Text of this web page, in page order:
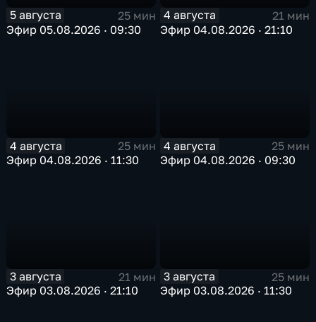
5 августа
25 мин
Эфир 05.08.2026 · 09:30
4 августа
21 мин
Эфир 04.08.2026 · 21:10
4 августа
25 мин
Эфир 04.08.2026 · 11:30
4 августа
25 мин
Эфир 04.08.2026 · 09:30
3 августа
21 мин
Эфир 03.08.2026 · 21:10
3 августа
25 мин
Эфир 03.08.2026 · 11:30